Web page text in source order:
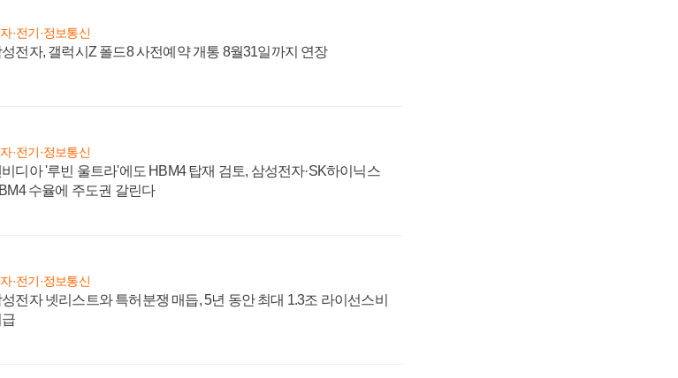
·전기·정보통신
성전자, 갤럭시Z 폴드8 사전예약 개통 8월31일까지 연장
·전기·정보통신
디아 '루빈 울트라'에도 HBM4 탑재 검토, 삼성전자·SK하이닉스
수율에 주도권 갈린다
·전기·정보통신
전자 넷리스트와 특허분쟁 매듭, 5년 동안 최대 1.3조 라이선스비